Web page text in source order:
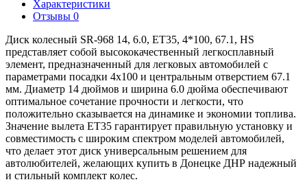
Характеристики
Отзывы 0
Диск колесный SR-968 14, 6.0, ET35, 4*100, 67.1, HS
представляет собой высококачественный легкосплавный
элемент, предназначенный для легковых автомобилей с
параметрами посадки 4x100 и центральным отверстием 67.1
мм. Диаметр 14 дюймов и ширина 6.0 дюйма обеспечивают
оптимальное сочетание прочности и легкости, что
положительно сказывается на динамике и экономии топлива.
Значение вылета ET35 гарантирует правильную установку и
совместимость с широким спектром моделей автомобилей,
что делает этот диск универсальным решением для
автолюбителей, желающих купить в Донецке ДНР надежный
и стильный комплект колес.